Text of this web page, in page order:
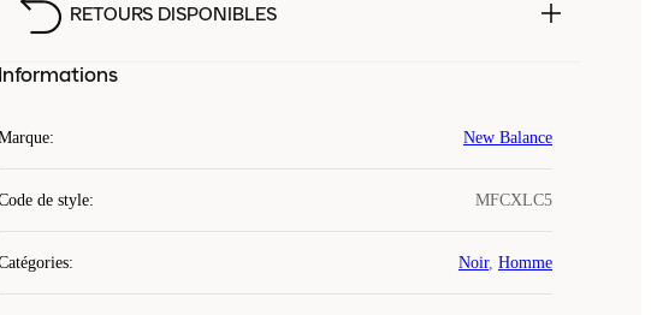
RETOURS DISPONIBLES
Informations
: New Balance
de style: MFCXLC5
: Noir, Homme